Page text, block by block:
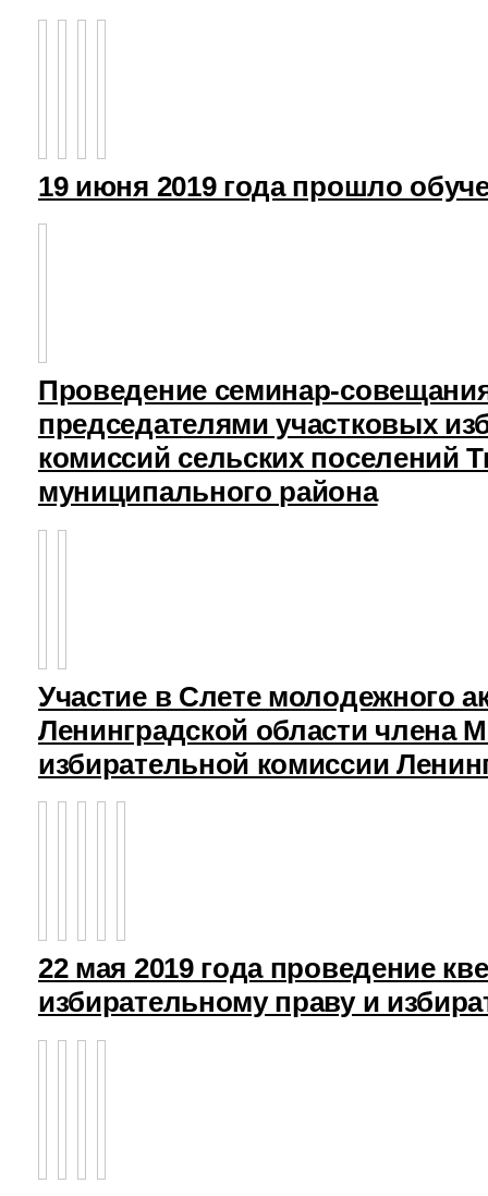
19 июня 2019 года прошло
Проведение семинар-
председателями участковых
комиссий сельских поселений
муниципального района
Участие в Слете молодежного
Ленинградской области члена
избирательной комиссии
22 мая 2019 года проведение
избирательному праву и